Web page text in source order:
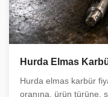
Hurda Elmas
Hurda elmas karbür
oranına, ürün türüne,